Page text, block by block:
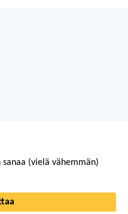
(vielä vähemmän)